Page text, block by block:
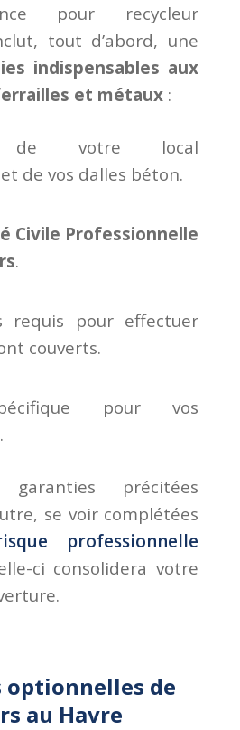
pour recycleur
tout d’abord, une
indispensables aux
et métaux :
de votre local
de vos dalles béton.
Civile Professionnelle
.
requis pour effectuer
couverts.
pour vos
précitées
se voir complétées
professionnelle
ci consolidera votre
optionnelles de
au Havre